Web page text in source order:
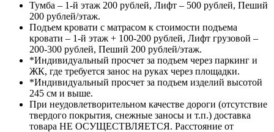
Тумба – 1-й этаж 200 рублей, Лифт – 500 рублей, Пеший
200 рублей/этаж.
Подъем кровати с матрасом к стоимости подъема
кровати – 1-й этаж + 100-200 рублей, Лифт грузовой –
200-300 рублей, Пеший 200 рублей/этаж.
*Индивидуальный просчет за подъем через паркинг и
ЖК, где требуется занос на руках через площадки.
*Индивидуальный просчет за подъем изделий высотой
245 см и выше.
При неудовлетворительном качестве дороги (отсутствие
твердого покрытия, снежные заносы и т.п.) доставка
товара НЕ ОСУЩЕСТВЛЯЕТСЯ. Расстояние от